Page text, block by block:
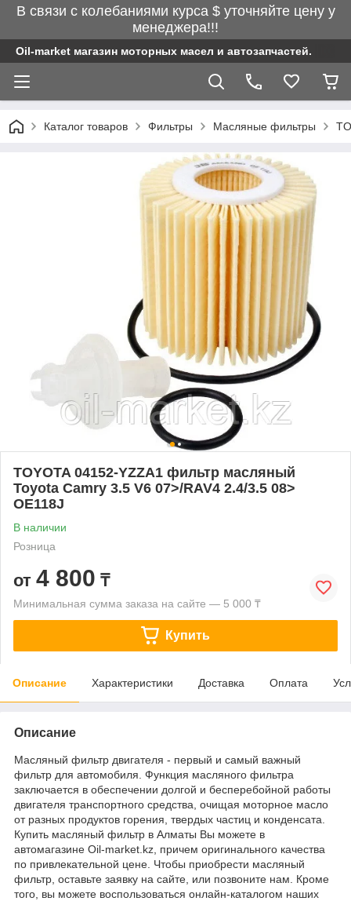
В связи с колебаниями курса $ уточняйте цену у
менеджера!!!
Oil-market магазин моторных масел и автозапчастей.
Каталог товаров Фильтры Масляные фильтры
TOYOTA 04152-YZZA1 фильтр масляный
Toyota Camry 3.5 V6 07>/RAV4 2.4/3.5 08>
OE118J
В наличии
Розница
от 4 800 ₸
Минимальная сумма заказа на сайте — 5 000 ₸
Купить
Описание Характеристики Доставка Оплата
Описание
Масляный фильтр двигателя - первый и самый важный
фильтр для автомобиля. Функция масляного фильтра
заключается в обеспечении долгой и бесперебойной работы
двигателя транспортного средства, очищая моторное масло
от разных продуктов горения, твердых частиц и конденсата.
Купить масляный фильтр в Алматы Вы можете в
автомагазине Oil-market.kz, причем оригинального качества
по привлекательной цене. Чтобы приобрести масляный
фильтр, оставьте заявку на сайте, или позвоните нам. Кроме
того, вы можете воспользоваться онлайн-каталогом наших